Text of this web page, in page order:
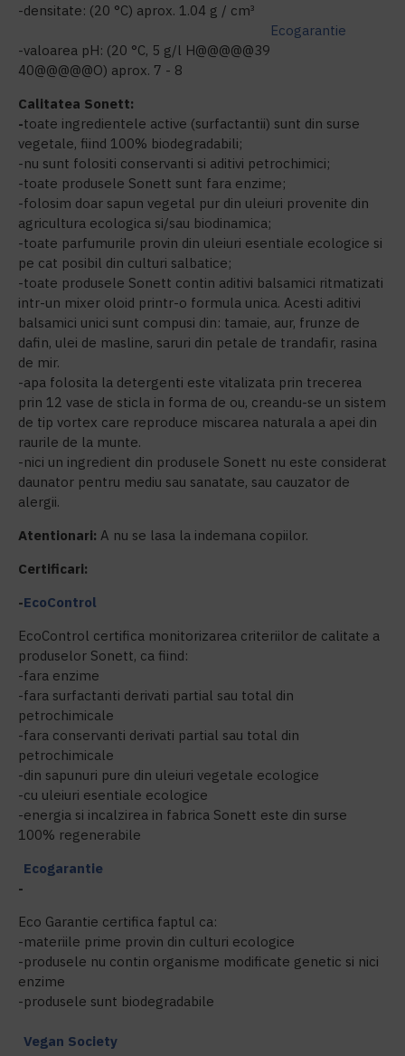
-densitate: (20 °C) aprox. 1.04 g / cm³
-valoarea pH: (20 °C, 5 g/l H@@@@@39
Ecogarantie
40@@@@@O) aprox. 7 - 8
Calitatea Sonett:
-toate ingredientele active (surfactantii) sunt din surse
vegetale, fiind 100% biodegradabili;
-nu sunt folositi conservanti si aditivi petrochimici;
-toate produsele Sonett sunt fara enzime;
-folosim doar sapun vegetal pur din uleiuri provenite din
agricultura ecologica si/sau biodinamica;
-toate parfumurile provin din uleiuri esentiale ecologice si
pe cat posibil din culturi salbatice;
-toate produsele Sonett contin aditivi balsamici ritmatizati
intr-un mixer oloid printr-o formula unica. Acesti aditivi
balsamici unici sunt compusi din: tamaie, aur, frunze de
dafin, ulei de masline, saruri din petale de trandafir, rasina
de mir.
-apa folosita la detergenti este vitalizata prin trecerea
prin 12 vase de sticla in forma de ou, creandu-se un sistem
de tip vortex care reproduce miscarea naturala a apei din
raurile de la munte.
-nici un ingredient din produsele Sonett nu este considerat
daunator pentru mediu sau sanatate, sau cauzator de
alergii.
Atentionari: A nu se lasa la indemana copiilor.
Certificari:
-EcoControl
EcoControl certifica monitorizarea criteriilor de calitate a
produselor Sonett, ca fiind:
-fara enzime
-fara surfactanti derivati partial sau total din
petrochimicale
-fara conservanti derivati partial sau total din
petrochimicale
-din sapunuri pure din uleiuri vegetale ecologice
-cu uleiuri esentiale ecologice
-energia si incalzirea in fabrica Sonett este din surse
100% regenerabile
-
Ecogarantie
Eco Garantie certifica faptul ca:
-materiile prime provin din culturi ecologice
-produsele nu contin organisme modificate genetic si nici
enzime
-produsele sunt biodegradabile
Vegan Society